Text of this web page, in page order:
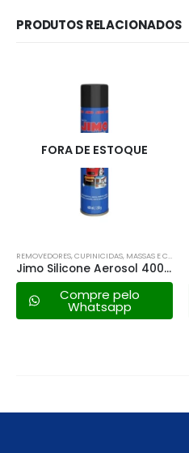
PRODUTOS RELACIONADOS
FORA DE ESTOQUE
REMOVEDORES, CUPINICIDAS, MASSAS E CONVERTEDORES DE FERRUGEM.
Jimo Silicone Aerosol 400 Ml
Compre pelo
Whatsapp